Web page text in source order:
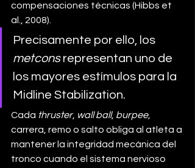
compensaciones técnicas (Hibbs et
al., 2008).
Precisamente por ello, los
metcons representan uno de
los mayores estímulos para la
Midline Stabilization.
Cada thruster, wall ball, burpee,
carrera, remo o salto obliga al atleta a
mantener la integridad mecánica del
tronco cuando el sistema nervioso